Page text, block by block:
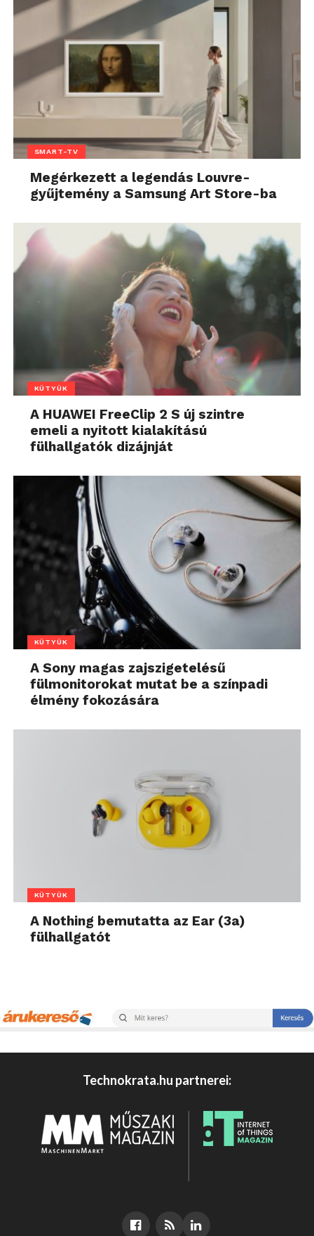
SMART-TV
Megérkezett a legendás Louvre-
gyűjtemény a Samsung Art Store-ba
KÜTYÜK
A HUAWEI FreeClip 2 S új szintre
emeli a nyitott kialakítású
fülhallgatók dizájnját
KÜTYÜK
A Sony magas zajszigetelésű
fülmonitorokat mutat be a színpadi
élmény fokozására
KÜTYÜK
A Nothing bemutatta az Ear (3a)
fülhallgatót
Technokrata.hu partnerei: